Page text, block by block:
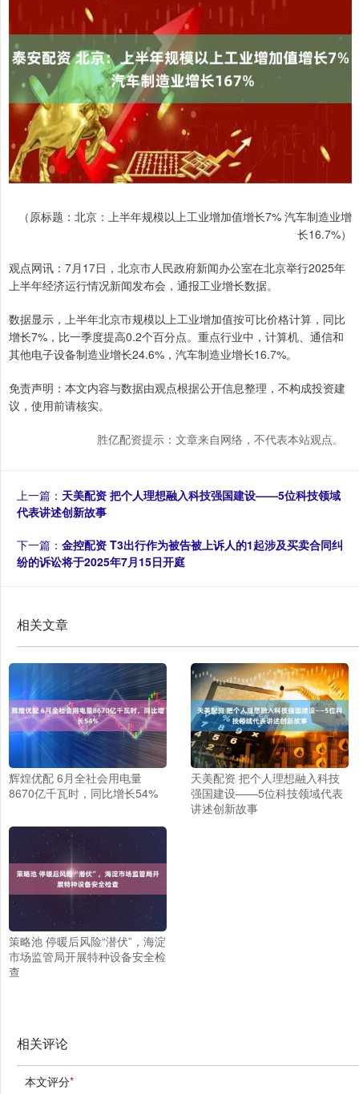
（原标题：北京：上半年规模以上工业增加值增长7% 汽车制造业增
长16.7%）
观点网讯：7月17日，北京市人民政府新闻办公室在北京举行2025年
上半年经济运行情况新闻发布会，通报工业增长数据。
数据显示，上半年北京市规模以上工业增加值按可比价格计算，同比
增长7%，比一季度提高0.2个百分点。重点行业中，计算机、通信和
其他电子设备制造业增长24.6%，汽车制造业增长16.7%。
免责声明：本文内容与数据由观点根据公开信息整理，不构成投资建
议，使用前请核实。
胜亿配资提示：文章来自网络，不代表本站观点。
上一篇： 天美配资 把个人理想融入科技强国建设——5位科技领域
代表讲述创新故事
下一篇： 金控配资 T3出行作为被告被上诉人的1起涉及买卖合同纠
纷的诉讼将于2025年7月15日开庭
相关文章
辉煌优配 6月全社会用电量
8670亿千瓦时，同比增长54%
天美配资 把个人理想融入科技
强国建设——5位科技领域代表
讲述创新故事
策略池 停暖后风险“潜伏”，海淀
市场监管局开展特种设备安全检
查
相关评论
本文评分*